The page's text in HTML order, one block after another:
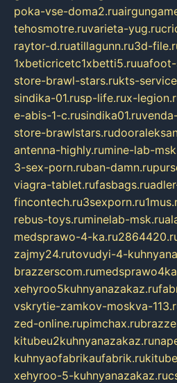
poka-vse-doma2.ru
tehosmotre.ruvarieta-yug.ru
raytor-d.ruatillagunn.ru3d-
1xbeticricetc1xbetti5.ru
store-brawl-stars.rukts-
sindika-01.rusp-life.rux-
e-abis-1-c.rusindika01.ru
store-brawlstars.ru
antenna-highly.rumine-lab-
3-sex-porn.ruban-damn.ru
viagra-tablet.rufasbags.ru
fincontech.ru3sexporn.ru
rebus-toys.ruminelab-msk.ru
medsprawo-4-ka.ru
zajmy24.rutovudyi-4-
brazzerscom.ru
xehyroo5kuhnyanazakaz.ru
vskrytie-zamkov-moskva-
zed-online.rupimchax.ru
kitubeu2kuhnyanazakaz.ru
kuhnyaofabrikaufabrik.ru
xehyroo-5-kuhnyanazakaz.ru